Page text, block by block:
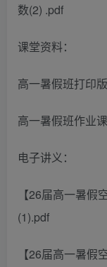
数(2) .pdf
课堂资料：
高一暑假班打印
高一暑假班作业课
电子讲义：
【26届高一暑假
(1).pdf
【26届高一暑假